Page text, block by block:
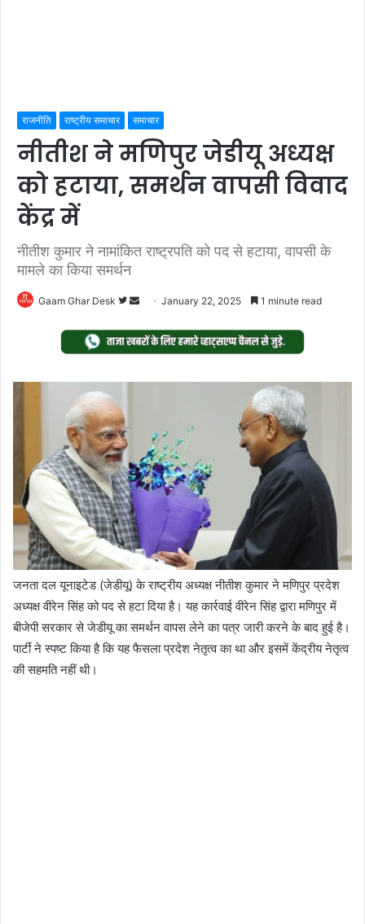
राजनीति राष्ट्रीय समाचार समाचार
नीतीश ने मणिपुर जेडीयू अध्यक्ष
को हटाया, समर्थन वापसी विवाद
केंद्र में
नीतीश कुमार ने नामांकित राष्ट्रपति को पद से हटाया, वापसी के
मामले का किया समर्थन
Gaam Ghar Desk
Follow
Twitter
Send
email
January 22, 2025 1 minute read
जनता दल यूनाइटेड (जेडीयू) के राष्ट्रीय अध्यक्ष नीतीश कुमार ने मणिपुर प्रदेश
अध्यक्ष वीरेन सिंह को पद से हटा दिया है। यह कार्रवाई वीरेन सिंह द्वारा मणिपुर में
बीजेपी सरकार से जेडीयू का समर्थन वापस लेने का पत्र जारी करने के बाद हुई है।
पार्टी ने स्पष्ट किया है कि यह फैसला प्रदेश नेतृत्व का था और इसमें केंद्रीय नेतृत्व
की सहमति नहीं थी।